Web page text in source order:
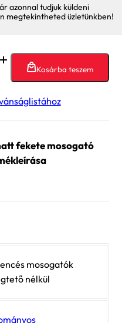
azonnal tudjuk küldeni
megtekintheted üzletünkben!
Kosárba teszem
fekete mosogató
mosogatók
nélkül